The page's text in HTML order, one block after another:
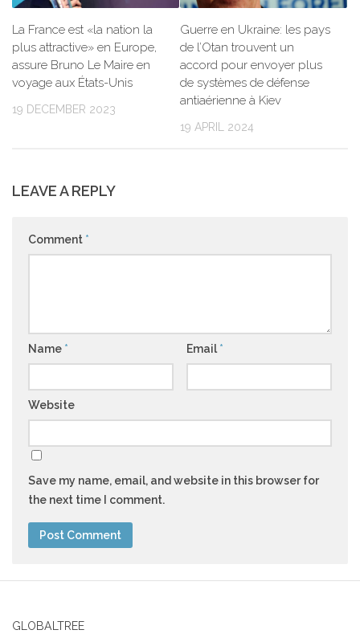
La France est «la nation la
plus attractive» en Europe,
assure Bruno Le Maire en
voyage aux États-Unis
19 DECEMBER 2023
Guerre en Ukraine: les pays
de l’Otan trouvent un
accord pour envoyer plus
de systèmes de défense
antiaérienne à Kiev
19 APRIL 2024
LEAVE A REPLY
Comment *
Name * Email *
Website
Save my name, email, and website in this browser for
the next time I comment.
GLOBALTREE